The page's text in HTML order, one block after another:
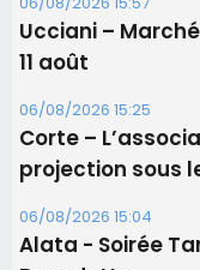
Les brèves